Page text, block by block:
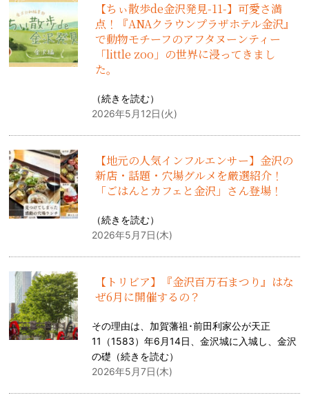
【ちぃ散歩de金沢発見-11-】可愛さ満
点！『ANAクラウンプラザホテル金沢』
で動物モチーフのアフタヌーンティー
「little zoo」の世界に浸ってきまし
た。
（続きを読む）
2026年5月12日(火)
【地元の人気インフルエンサー】金沢の
新店・話題・穴場グルメを厳選紹介！
「ごはんとカフェと金沢」さん登場！
（続きを読む）
2026年5月7日(木)
【トリビア】『金沢百万石まつり』はな
ぜ6月に開催するの？
その理由は、加賀藩祖･前田利家公が天正
11（1583）年6月14日、金沢城に入城し、金沢
の礎（続きを読む）
2026年5月7日(木)